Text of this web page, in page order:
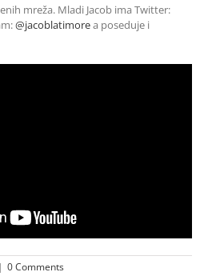
mreža. Mladi Jacob ima Twitter:
@jacoblatimorea poseduje i
| 0 Comments